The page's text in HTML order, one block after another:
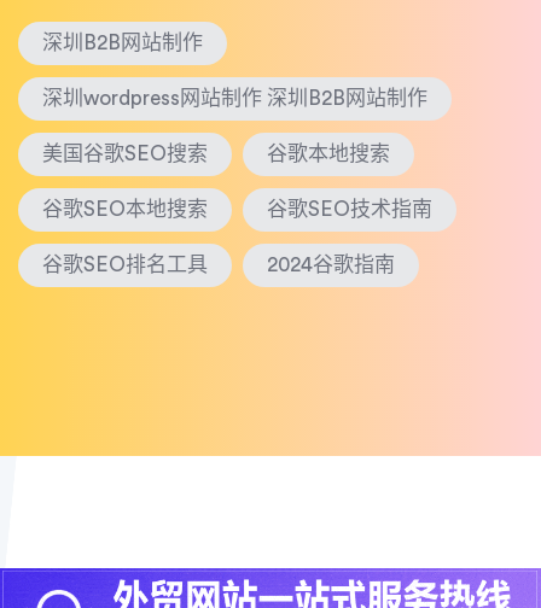
深圳B2B网站制作
深圳wordpress网站制作 深圳B2B网站制作
美国谷歌SEO搜索 谷歌本地搜索
谷歌SEO本地搜索 谷歌SEO技术指南
谷歌SEO排名工具 2024谷歌指南